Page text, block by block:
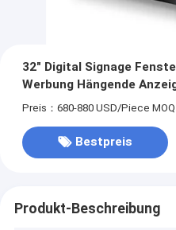
32" Digital Signage
Werbung Hängende
Preis：680-880 USD/Piece
Bestpreis
Produkt-Beschreibung